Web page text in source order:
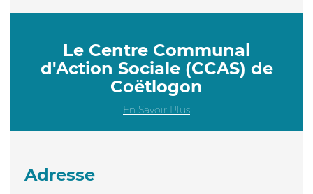
Le Centre Communal
d'Action Sociale (CCAS) de
Coëtlogon
En Savoir Plus
Adresse